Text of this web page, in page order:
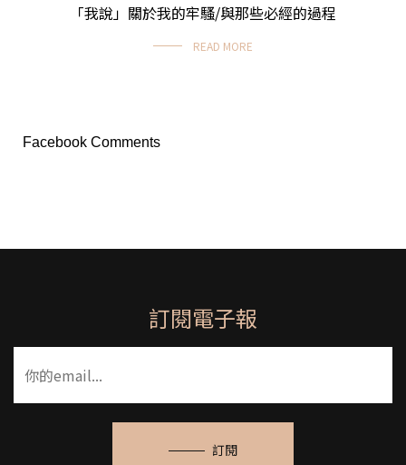
「我說」關於我的牢騷/與那些必經的過程
READ MORE
Facebook Comments
訂閱電子報
訂閱